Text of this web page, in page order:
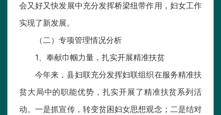
会又好又快发展中充分发挥桥梁纽带作用，妇女工作
实现了新发展。
（二）专项管理情况分析
1、奉献巾帼力量，扎实开展精准扶贫
今年来，县妇联充分发挥妇联组织在服务精准扶
贫大局中的职能优势，扎实开展了精准扶贫系列活
动。一是抓宣传，转变贫困妇女思想观念；二是结对